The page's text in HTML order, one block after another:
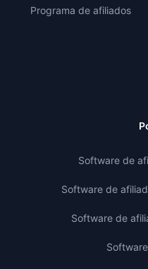
Programa de afiliados
Software de
Software de
Software de